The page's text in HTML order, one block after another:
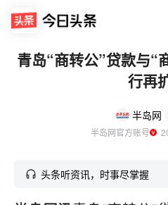
青岛“商转公”贷款与“
行再
半岛网
半岛网官方账号
头条听资讯，时事尽掌握